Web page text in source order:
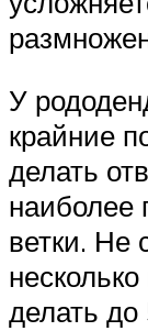
У
крайние
делать
наиболее
ветки. Не
делать до